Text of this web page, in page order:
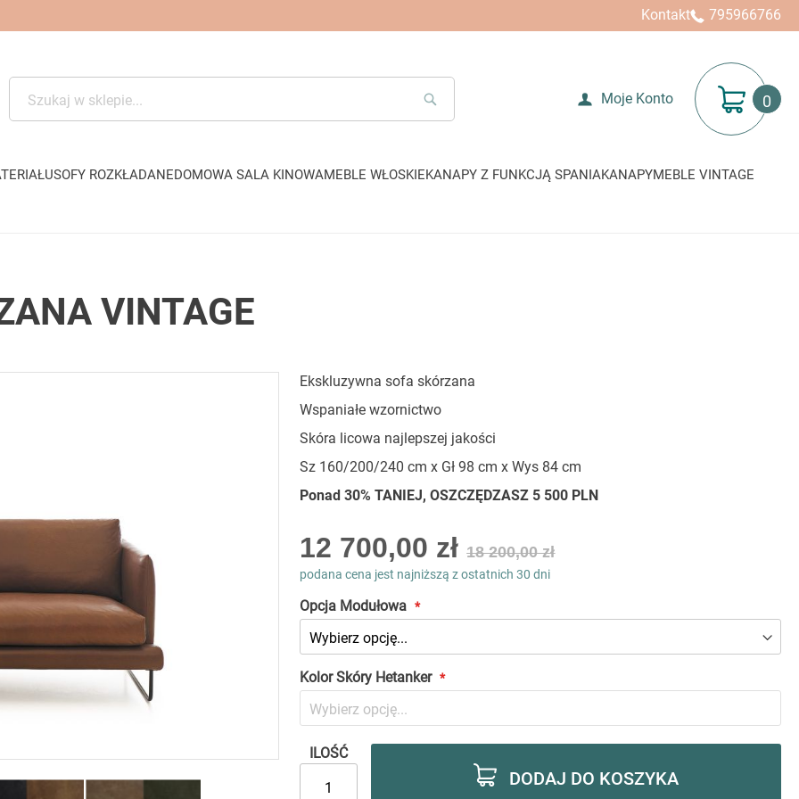
Kontakt 795966766
SEARCH
Moje Konto Mój koszyk
SOFY ROZKŁADANEDOMOWA SALA KINOWAMEBLE WŁOSKIEKANAPY Z FUNKCJĄ SPANIAKANAPYMEBLE VINTAGE
VINTAGE
Ekskluzywna sofa skórzana
Wspaniałe wzornictwo
Skóra licowa najlepszej jakości
Sz 160/200/240 cm x Gł 98 cm x Wys 84 cm
Ponad 30% TANIEJ, OSZCZĘDZASZ 5 500 PLN
As
low
as
12 700,00 zł 18 200,00 zł
podana cena jest najniższą z ostatnich 30 dni
Opcja Modułowa
Kolor Skóry Hetanker
ILOŚĆ
DODAJ DO KOSZYKA